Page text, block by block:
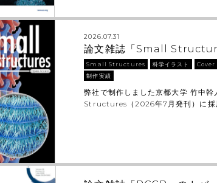
2026.07.31
論文雑誌「Small
Small Structures 科学イラスト
制作実績
弊社で制作しました京都大学 竹中
Structures（2026年7月発刊）に採